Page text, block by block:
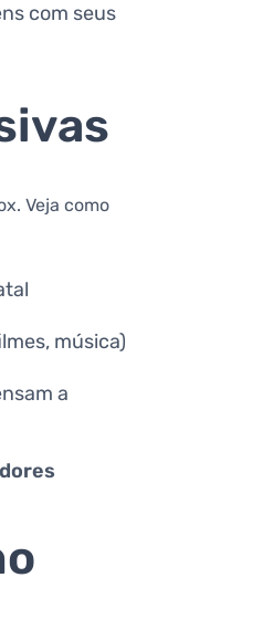
com seus
Veja como
música)
a